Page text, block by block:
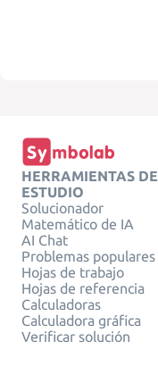
HERRAMIENTAS DE
ESTUDIO
Solucionador
Matemático de IA
AI Chat
Problemas populares
Hojas de trabajo
Hojas de referencia
Calculadoras
Calculadora gráfica
Verificar solución